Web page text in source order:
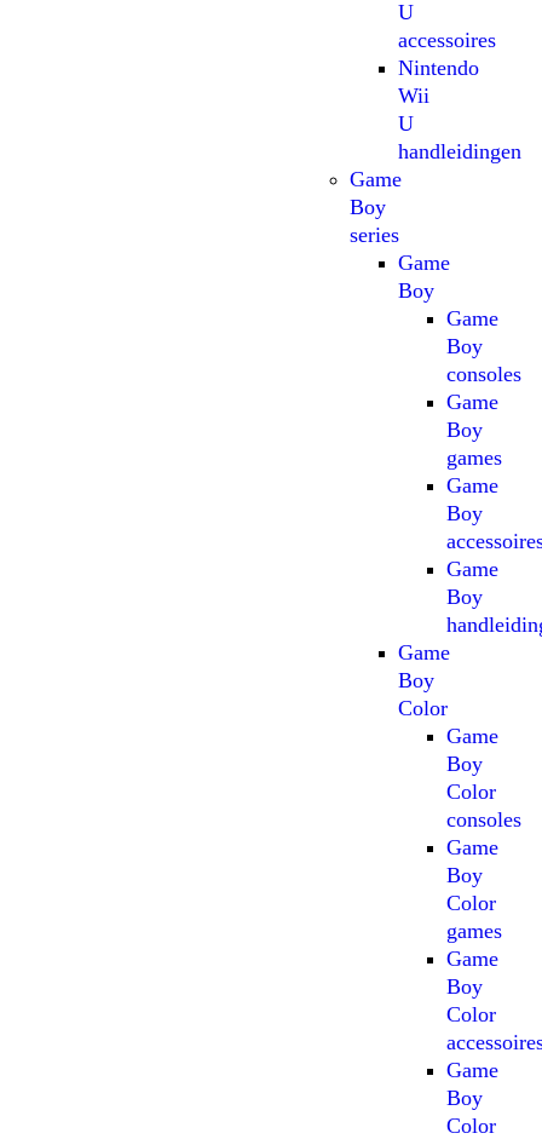
U
accessoires
Nintendo
Wii
U
handleidingen
Game
Boy
series
Game
Boy
Game
Boy
consoles
Game
Boy
games
Game
Boy
Game
Boy
Game
Boy
Color
Game
Boy
Color
consoles
Game
Boy
Color
games
Game
Boy
Color
Game
Boy
Color